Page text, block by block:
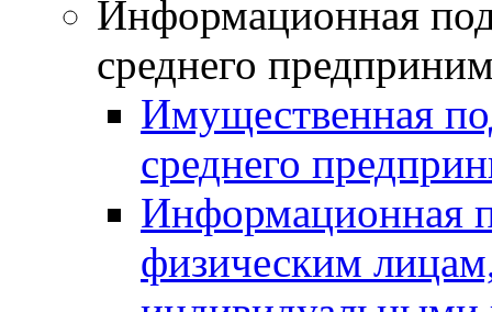
Информационная
среднего
Имущественная
среднего
Информационная
физическим